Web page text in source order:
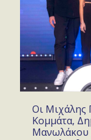
Οι Μιχάλης
Κομμάτα,
Μανωλάκου